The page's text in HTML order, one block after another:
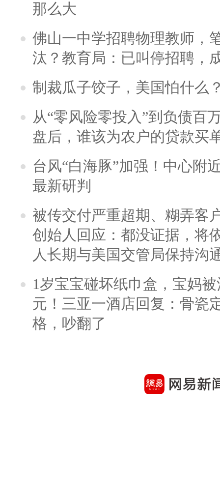
那么大
佛山一中学招聘物理教师，
汰？教育局：已叫停招聘，
制裁瓜子饺子，美国怕什么
从“零风险零投入”到负债百
盘后，谁该为农户的贷款买
台风“白海豚”加强！中心附
最新研判
被传交付严重超期、糊弄客
创始人回应：都没证据，将
人长期与美国交管局保持沟
1岁宝宝碰坏纸巾盒，宝妈
元！三亚一酒店回复：骨瓷
格，吵翻了